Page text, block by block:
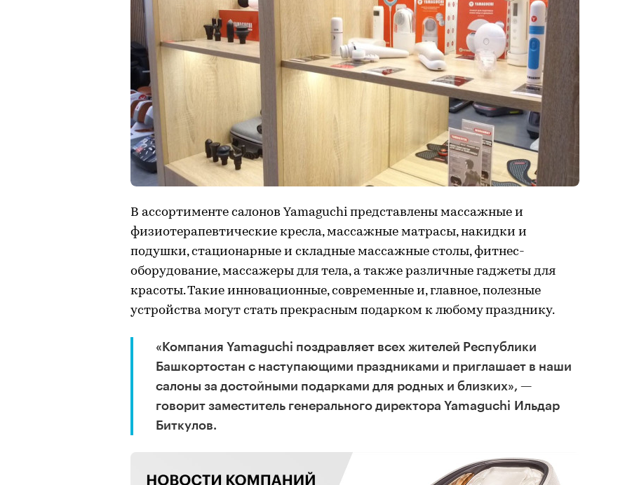
В ассортименте салонов Yamaguchi представлены массажные и
физиотерапевтические кресла, массажные матрасы, накидки и
подушки, стационарные и складные массажные столы, фитнес-
оборудование, массажеры для тела, а также различные гаджеты для
красоты. Такие инновационные, современные и, главное, полезные
устройства могут стать прекрасным подарком к любому празднику.
«Компания Yamaguchi поздравляет всех жителей Республики
Башкортостан с наступающими праздниками и приглашает в наши
салоны за достойными подарками для родных и близких», —
говорит заместитель генерального директора Yamaguchi Ильдар
Биткулов.